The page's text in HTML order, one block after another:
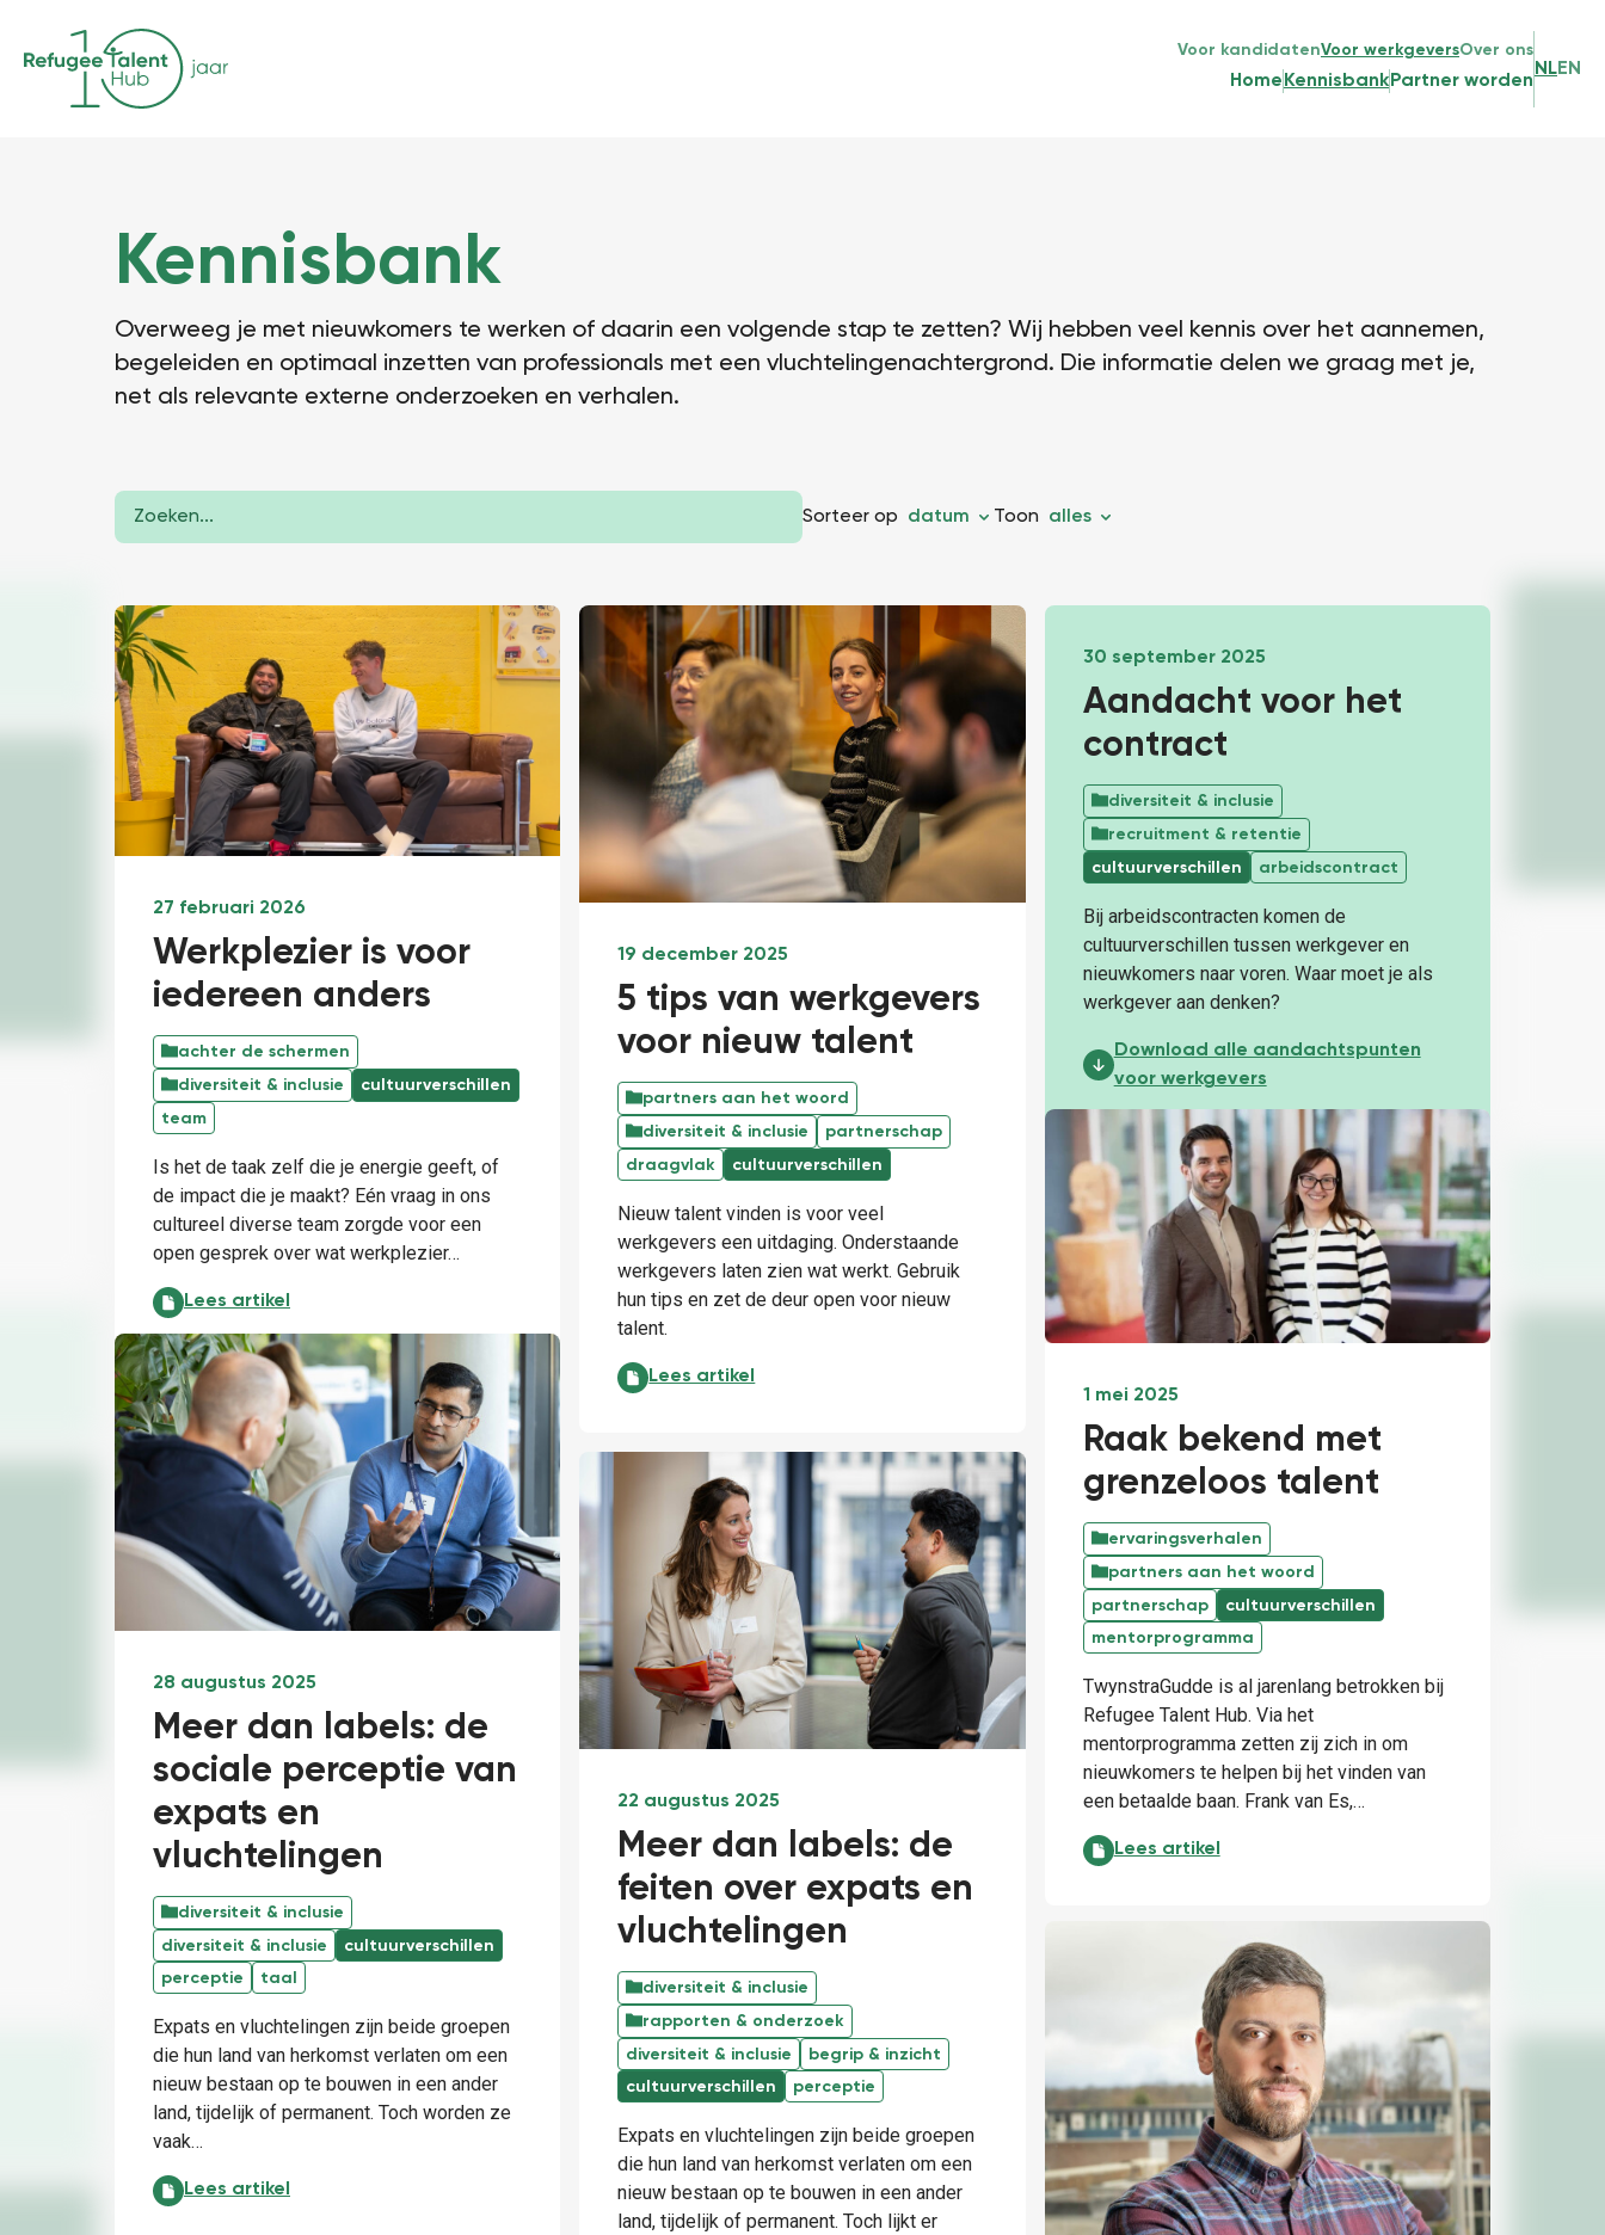
Voor kandidatenVoor werkgeversOver ons
Home Kennisbank Partner worden
EN
NL
Kennisbank
Overweeg je met nieuwkomers te werken of daarin een volgende stap te zetten? Wij hebben veel kennis over het aannemen,
begeleiden en optimaal inzetten van professionals met een vluchtelingenachtergrond. Die informatie delen we graag met je,
net als relevante externe onderzoeken en verhalen.
Sorteer op datum Toon alles
27 februari 2026
Werkplezier is voor
iedereen anders
achter de schermen
diversiteit & inclusie
cultuurverschillen
team
Is het de taak zelf die je energie geeft, of
de impact die je maakt? Eén vraag in ons
cultureel diverse team zorgde voor een
open gesprek over wat werkplezier…
Werkplezier is voor iedereen anders:
Lees artikel
19 december 2025
5 tips van werkgevers
voor nieuw talent
partners aan het woord
diversiteit & inclusie
partnerschap
draagvlak
cultuurverschillen
Nieuw talent vinden is voor veel
werkgevers een uitdaging. Onderstaande
werkgevers laten zien wat werkt. Gebruik
hun tips en zet de deur open voor nieuw
talent.
5 tips van werkgevers voor nieuw talent:
Lees artikel
30 september 2025
Aandacht voor het
contract
diversiteit & inclusie
recruitment & retentie
cultuurverschillen
arbeidscontract
Bij arbeidscontracten komen de
cultuurverschillen tussen werkgever en
nieuwkomers naar voren. Waar moet je als
werkgever aan denken?
Aandacht voor het contract:
Download alle aandachtspunten
voor werkgevers
28 augustus 2025
Meer dan labels: de
sociale perceptie van
expats en
vluchtelingen
diversiteit & inclusie
diversiteit & inclusie
cultuurverschillen
perceptie
taal
Expats en vluchtelingen zijn beide groepen
die hun land van herkomst verlaten om een
nieuw bestaan op te bouwen in een ander
land, tijdelijk of permanent. Toch worden ze
vaak…
Meer dan labels: de sociale perceptie van expats en vluchtelingen:
Lees artikel
22 augustus 2025
Meer dan labels: de
feiten over expats en
vluchtelingen
diversiteit & inclusie
rapporten & onderzoek
diversiteit & inclusie
begrip & inzicht
cultuurverschillen
perceptie
Expats en vluchtelingen zijn beide groepen
die hun land van herkomst verlaten om een
nieuw bestaan op te bouwen in een ander
land, tijdelijk of permanent. Toch lijkt er
1 mei 2025
Raak bekend met
grenzeloos talent
ervaringsverhalen
partners aan het woord
partnerschap
cultuurverschillen
mentorprogramma
TwynstraGudde is al jarenlang betrokken bij
Refugee Talent Hub. Via het
mentorprogramma zetten zij zich in om
nieuwkomers te helpen bij het vinden van
een betaalde baan. Frank van Es,…
Raak bekend met grenzeloos talent:
Lees artikel